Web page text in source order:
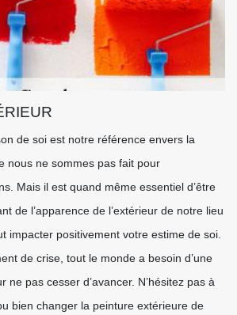
de soi est notre référence envers la
nous ne sommes pas fait pour
Mais il est quand même essentiel d’être
de l’apparence de l’extérieur de notre lieu
impacter positivement votre estime de soi.
de crise, tout le monde a besoin d’une
ne pas cesser d’avancer. N’hésitez pas à
bien changer la peinture extérieure de